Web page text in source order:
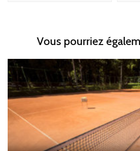
Vous pourriez